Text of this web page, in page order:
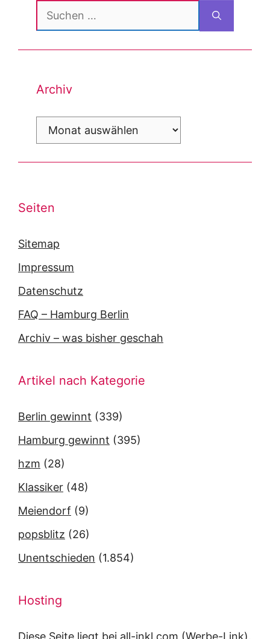
Suchen
nach:
Archiv
Archiv
Seiten
Sitemap
Impressum
Datenschutz
FAQ – Hamburg Berlin
Archiv – was bisher geschah
Artikel nach Kategorie
Berlin gewinnt (339)
Hamburg gewinnt (395)
hzm (28)
Klassiker (48)
Meiendorf (9)
popsblitz (26)
Unentschieden (1.854)
Hosting